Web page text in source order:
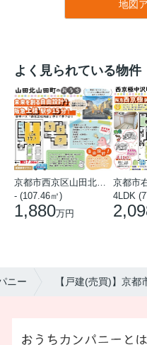
地図
よく見られている物件
京都市西京区山田北山田町
- (107.46㎡)
1,880万円
4LDK
ニー 【戸建(売買)】京都